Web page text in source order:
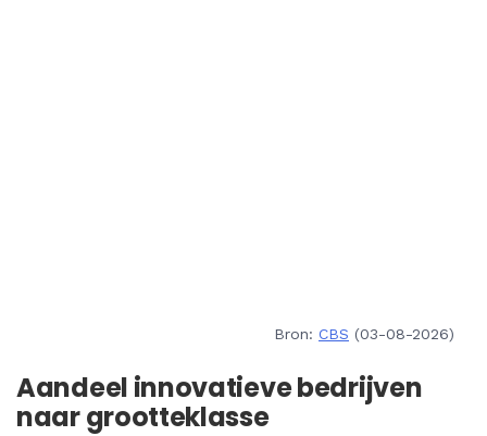
Bron: CBS (03-08-2026)
Aandeel innovatieve bedrijven
naar grootteklasse